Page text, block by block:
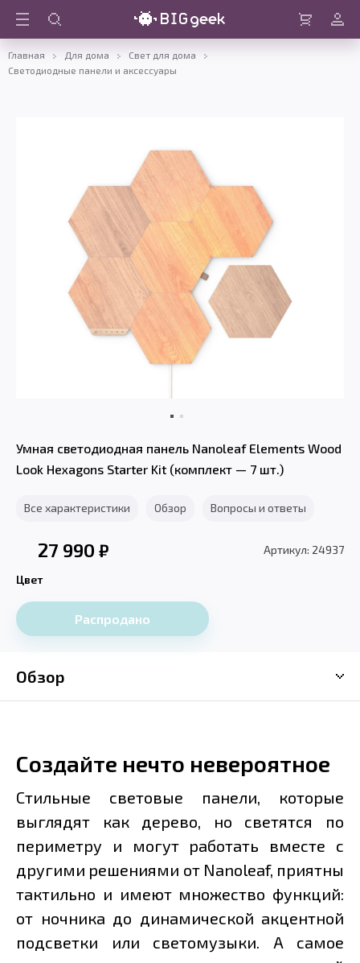
Войти
Главная Для дома
Свет для дома
Светодиодные панели и аксессуары
Умная светодиодная панель Nanoleaf Elements Wood
Look Hexagons Starter Kit (комплект — 7 шт.)
Все характеристики Обзор Вопросы и ответы
27 990 ₽ Артикул: 24937
Цвет
Распродано
Обзор
Создайте нечто невероятное
Стильные световые панели, которые
выглядят как дерево, но светятся по
периметру и могут работать вместе с
другими решениями от Nanoleaf, приятны
тактильно и имеют множество функций:
от ночника до динамической акцентной
подсветки или светомузыки. А самое